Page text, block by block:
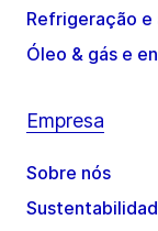
Refrigeração
Óleo & gás e
Empresa
Sobre nós